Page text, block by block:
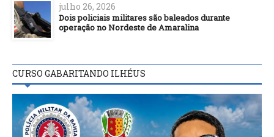
julho 26, 2026
Dois policiais militares são baleados durante
operação no Nordeste de Amaralina
CURSO GABARITANDO ILHÉUS